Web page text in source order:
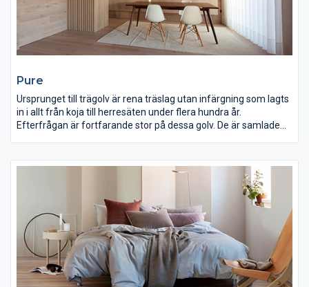
Pure
Ursprunget till trägolv är rena träslag utan infärgning som lagts
in i allt från koja till herresäten under flera hundra år.
Efterfrågan är fortfarande stor på dessa golv. De är samlade